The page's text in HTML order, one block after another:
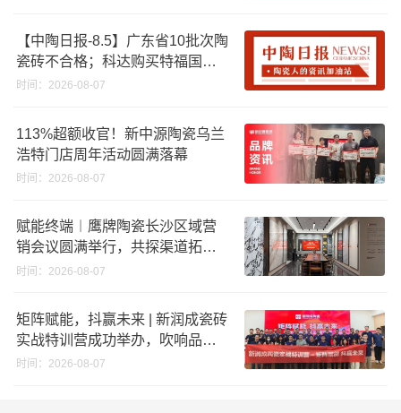
【中陶日报-8.5】广东省10批次陶
瓷砖不合格；科达购买特福国际
股份申请未通过；蒙娜丽莎5千万
破18亿元
时间：2026-08-07
113%超额收官！新中源陶瓷乌兰
浩特门店周年活动圆满落幕
时间：2026-08-07
赋能终端︱鹰牌陶瓷长沙区域营
销会议圆满举行，共探渠道拓展
与门店升级新路径
时间：2026-08-07
矩阵赋能，抖赢未来 | 新润成瓷砖
实战特训营成功举办，吹响品牌
秋季营销冲锋号！
时间：2026-08-07